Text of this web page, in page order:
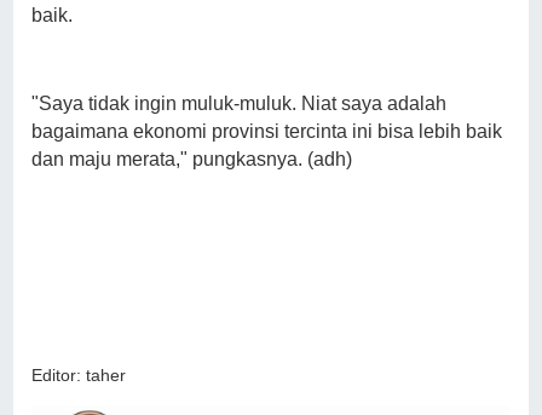
baik.
"Saya tidak ingin muluk-muluk. Niat saya adalah
bagaimana ekonomi provinsi tercinta ini bisa lebih baik
dan maju merata," pungkasnya. (adh)
Editor: taher